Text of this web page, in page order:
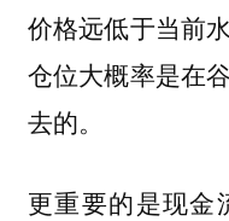
价格远低于当前
仓位大概率是在
去的。
更重要的是现金